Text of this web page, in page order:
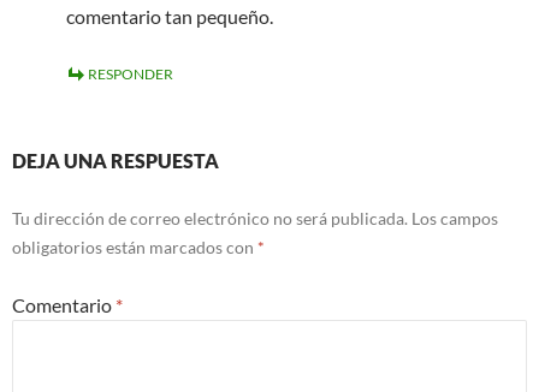
comentario tan pequeño.
RESPONDER
DEJA UNA RESPUESTA
Tu dirección de correo electrónico no será publicada. Los campos
obligatorios están marcados con *
Comentario *